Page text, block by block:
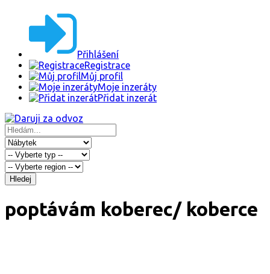
Přihlášení
Registrace
Můj profil
Moje inzeráty
Přidat inzerát
Hledej
poptávám koberec/ koberce